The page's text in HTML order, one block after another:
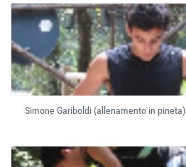
Simone Gariboldi (allenamento in pineta)